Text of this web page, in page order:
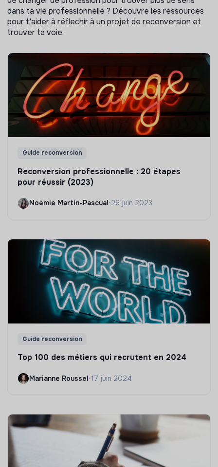
dans ta vie professionnelle ? Découvre les ressources
pour t'aider à réflechir à un projet de reconversion et
trouver ta voie.
Guide reconversion
Reconversion professionnelle : 20 étapes
pour réussir (2023)
Noëmie Martin-Pascual•26 juin 2023
Guide reconversion
Top 100 des métiers qui recrutent en 2024
Marianne Roussel•17 juin 2024